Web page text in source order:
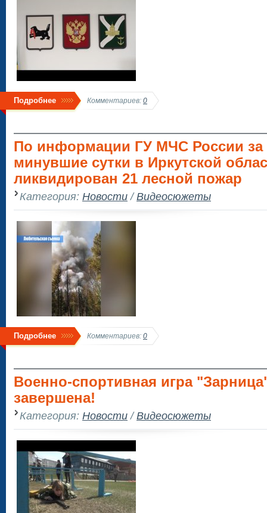
Подробнее Комментариев: 0
По информации ГУ МЧС России за
минувшие сутки в Иркутской
ликвидирован 21 лесной пожар
Категория: Новости/Видеосюжеты
Подробнее Комментариев: 0
Военно-спортивная игра
завершена!
Категория: Новости/Видеосюжеты